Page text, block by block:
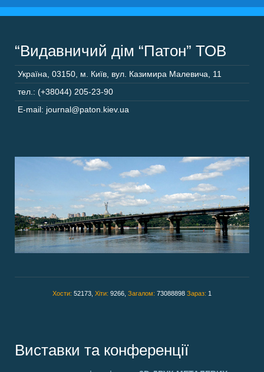
“Видавничий дім “Патон” ТОВ
Україна 03150 м. Київ, вул. Казимира Малевича, 11
тел.: (+38044) 205-23-90
E-mail: journal@paton.kiev.ua
Хости: 52173, Хіти: 9266, Загалом: 73088898 Зараз: 1
Виставки та конференції